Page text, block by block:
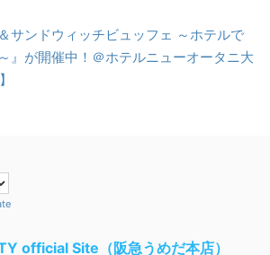
サンドウィッチビュッフェ ～ホテルで
』が開催中！＠ホテルニューオータニ大
official Site（阪急うめだ本店）